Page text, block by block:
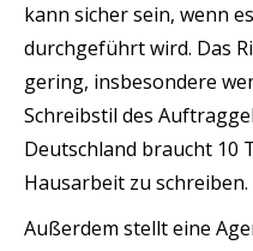
kann sicher sein, wenn
durchgeführt wird. Das
gering, insbesondere
Schreibstil des
Deutschland braucht 10
Hausarbeit zu schreiben.
Außerdem stellt eine